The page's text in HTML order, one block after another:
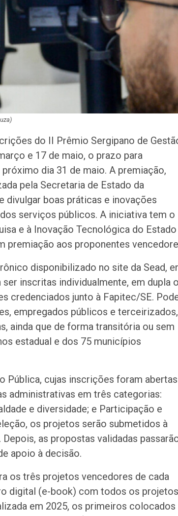
do II Prêmio Sergipano de
e 17 de maio, o prazo para
dia 31 de maio. A premiação,
pela Secretaria de Estado da
divulgar boas práticas e inovações
serviços públicos. A iniciativa tem o
e à Inovação Tecnológica do Estado
premiação aos proponentes
disponibilizado no site da Sead,
inscritas individualmente, em dupla
credenciados junto à Fapitec/SE.
empregados públicos e terceirizados,
ainda que de forma transitória ou sem
estadual e dos 75 municípios
Pública, cujas inscrições foram abertas
administrativas em três categorias:
e diversidade; e Participação e
os projetos serão submetidos à
as propostas validadas
apoio à decisão.
os três projetos vencedores de cada
digital (e-book) com todos os projetos
em 2025, os primeiros colocados
Caminhão do
‘Nossa Energia’
cinco…